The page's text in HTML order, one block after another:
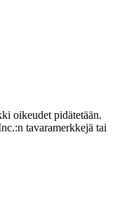
oikeudet pidätetään.
tavaramerkkejä tai